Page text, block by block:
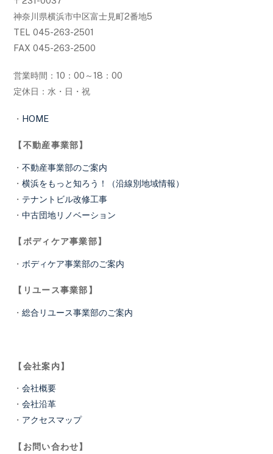
神奈川県横浜市中区富士見町2番地5
TEL 045-263-2501
FAX 045-263-2500
営業時間：10：00～18：00
定休日：水・日・祝
・ HOME
【不動産事業部】
・不動産事業部のご案内
・横浜をもっと知ろう！（沿線別地域情報）
・ テナントビル改修工事
・中古団地リノベーション
【ボディケア事業部】
・ ボディケア事業部のご案内
【リユース事業部】
・総合リユース事業部のご案内
【会社案内】
・会社概要
・会社沿革
・ アクセスマップ
【お問い合わせ】